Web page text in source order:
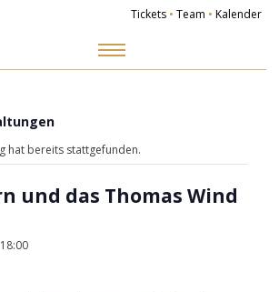
Tickets • Team • Kalender
hat bereits stattgefunden.
und das Thomas Wind